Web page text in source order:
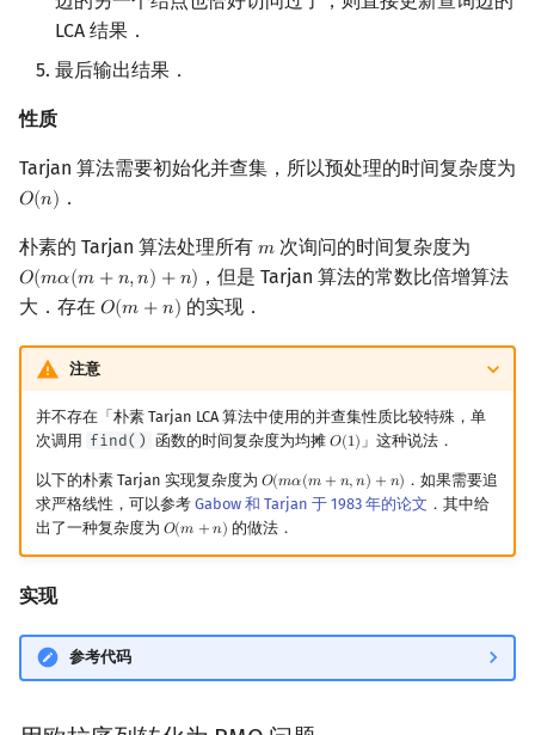
LCA 结果．
最后输出结果．
性质
Tarjan 算法需要初始化并查集，所以预处理的时间复杂度为
𝑂(𝑛)
O(n) ．
朴素的 Tarjan 算法处理所有 𝑚
m 次询问的时间复杂度为
𝑂(𝑚𝛼(𝑚 +𝑛,𝑛) +𝑛)
O(mα(m+ n, n)+n)
，但是 Tarjan 算法的常数比倍增算法
大．存在 𝑂(𝑚 +𝑛)
O(m+n) 的实现．
注意
并不存在「朴素 Tarjan LCA 算法中使用的并查集性质比较特殊，单
次调用 find() 函数的时间复杂度为均摊 𝑂(1)
O(1) 」这种说法．
以下的朴素 Tarjan 实现复杂度为 𝑂(𝑚𝛼(𝑚 + 𝑛,𝑛) + 𝑛)
O(mα(m+ n, n)+n)
．如果需要追
求严格线性，可以参考 Gabow 和 Tarjan 于 1983 年的论文 ．其中给
出了一种复杂度为 𝑂(𝑚 +𝑛)
O(m+ n) 的做法．
实现
参考代码